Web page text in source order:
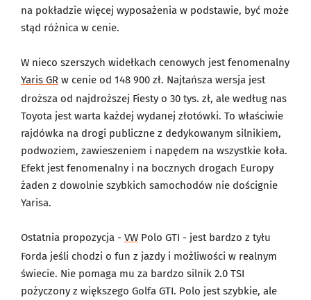
na pokładzie więcej wyposażenia w podstawie, być może
stąd różnica w cenie.
W nieco szerszych widełkach cenowych jest fenomenalny
Yaris GR w cenie od 148 900 zł. Najtańsza wersja jest
droższa od najdroższej Fiesty o 30 tys. zł, ale według nas
Toyota jest warta każdej wydanej złotówki. To właściwie
rajdówka na drogi publiczne z dedykowanym silnikiem,
podwoziem, zawieszeniem i napędem na wszystkie koła.
Efekt jest fenomenalny i na bocznych drogach Europy
żaden z dowolnie szybkich samochodów nie doścignie
Yarisa.
Ostatnia propozycja - VW Polo GTI - jest bardzo z tyłu
Forda jeśli chodzi o fun z jazdy i możliwości w realnym
świecie. Nie pomaga mu za bardzo silnik 2.0 TSI
pożyczony z większego Golfa GTI. Polo jest szybkie, ale